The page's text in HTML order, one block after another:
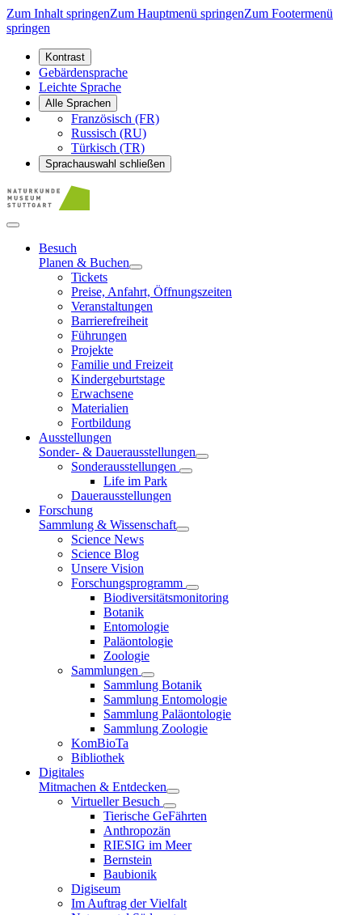
Zum Inhalt springenZum Hauptmenü springenZum Footermenü
springen
Kontrast
Gebärdensprache
Leichte Sprache
Alle Sprachen
Französisch (FR)
Russisch (RU)
Türkisch (TR)
Sprachauswahl schließen
Besuch
Planen & Buchen
Tickets
Preise, Anfahrt, Öffnungszeiten
Veranstaltungen
Barrierefreiheit
Führungen
Projekte
Familie und Freizeit
Kindergeburtstage
Erwachsene
Materialien
Fortbildung
Ausstellungen
Sonder- & Dauerausstellungen
Sonderausstellungen
Life im Park
Dauerausstellungen
Forschung
Sammlung & Wissenschaft
Science News
Science Blog
Unsere Vision
Forschungsprogramm
Biodiversitätsmonitoring
Botanik
Entomologie
Paläontologie
Zoologie
Sammlungen
Sammlung Botanik
Sammlung Entomologie
Sammlung Paläontologie
Sammlung Zoologie
KomBioTa
Bibliothek
Digitales
Mitmachen & Entdecken
Virtueller Besuch
Tierische GeFährten
Anthropozän
RIESIG im Meer
Bernstein
Baubionik
Digiseum
Im Auftrag der Vielfalt